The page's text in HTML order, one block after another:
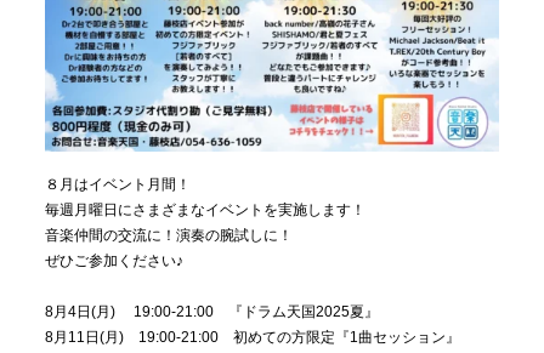
８月はイベント月間！
毎週月曜日にさまざまなイベントを実施します！
音楽仲間の交流に！演奏の腕試しに！
ぜひご参加ください♪
8月4日(月) 19:00-21:00 『ドラム天国2025夏』
8月11日(月) 19:00-21:00 初めての方限定『1曲セッション』